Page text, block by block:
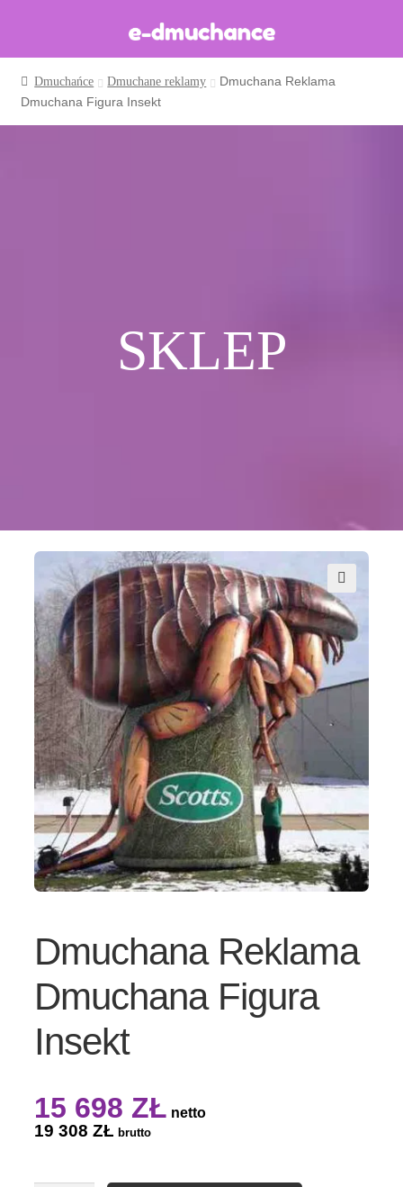
Dmuchańce w magazynie
Produkcja Dmuchańców
Sale Zabaw
Dmuchańce Dmuchane reklamy
Dmuchana Reklama
Dmuchana Figura Insekt
Dmuchana Reklama
Dmuchana Figura
Insekt
15 698 ZŁ netto
19 308 ZŁ brutto